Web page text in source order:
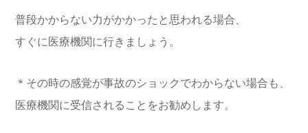
普段かからない力がかかったと思われる場合、
すぐに医療機関に行きましょう。
＊その時の感覚が事故のショックでわからない場合も、
医療機関に受信されることをお勧めします。